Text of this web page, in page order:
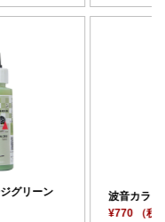
波音カラー ダークオリーブ